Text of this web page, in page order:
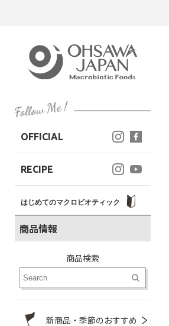
OFFICIAL
RECIPE
はじめてのマクロビオティック
商品情報
商品検索
新商品・季節のおすすめ